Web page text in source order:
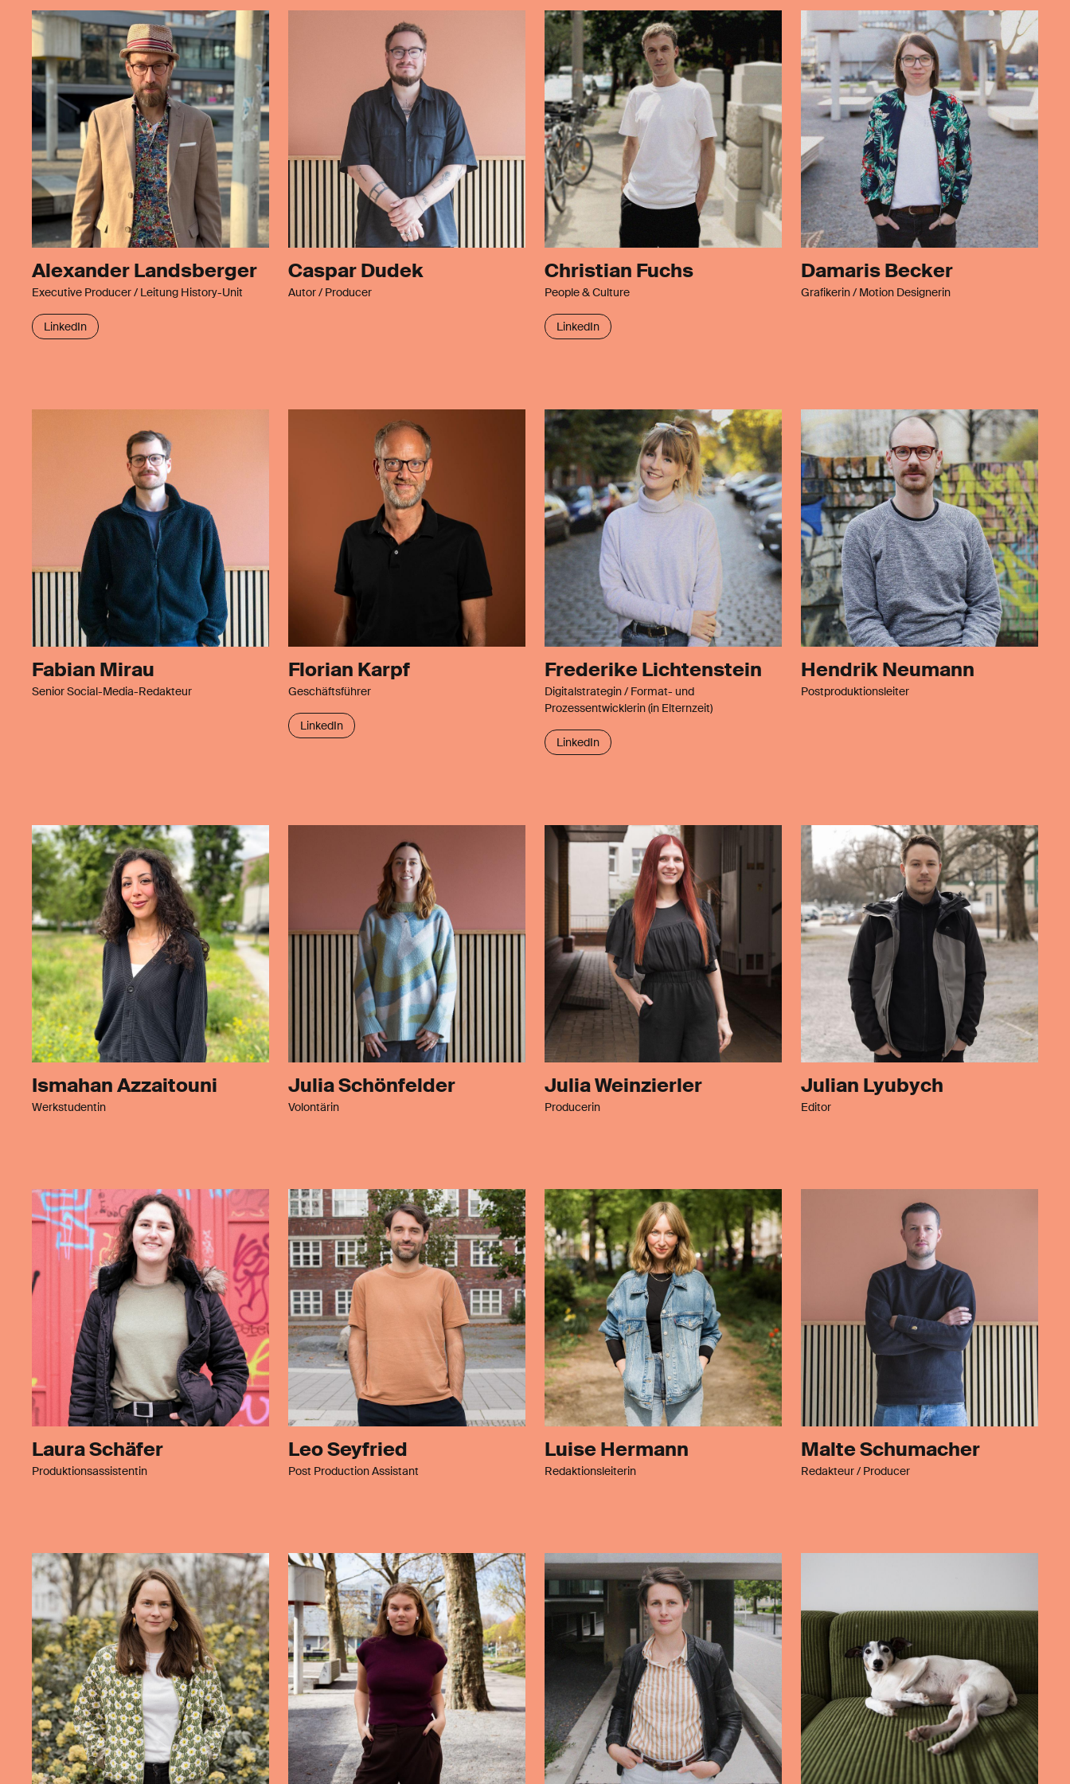
Alexander Landsberger
Executive Producer / Leitung History-Unit
LinkedIn
Caspar Dudek
Autor / Producer
Christian Fuchs
People & Culture
LinkedIn
Damaris Becker
Grafikerin / Motion Designerin
Fabian Mirau
Senior Social-Media-Redakteur
Florian Karpf
Geschäftsführer
LinkedIn
Frederike Lichtenstein
Digitalstrategin / Format- und
Prozessentwicklerin (in Elternzeit)
LinkedIn
Hendrik Neumann
Postproduktionsleiter
Ismahan Azzaitouni
Werkstudentin
Julia Schönfelder
Volontärin
Julia Weinzierler
Producerin
Julian Lyubych
Editor
Laura Schäfer
Produktionsassistentin
Leo Seyfried
Post Production Assistant
Luise Hermann
Redaktionsleiterin
Malte Schumacher
Redakteur / Producer